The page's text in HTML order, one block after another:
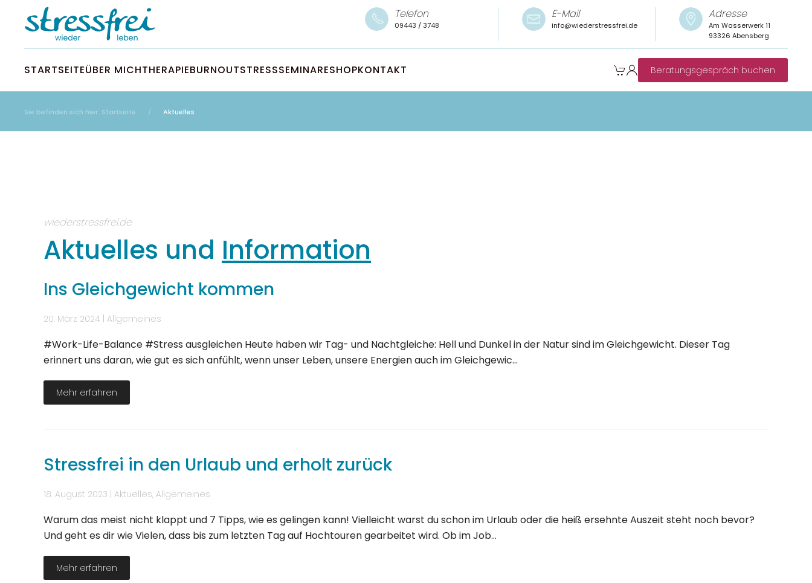
Zum Hauptinhalt springen
Telefon
09443 / 3748
E-Mail
info@wiederstressfrei.de
Adresse
Am Wasserwerk 11
93326 Abensberg
STARTSEITEÜBER MICHTHERAPIEBURNOUTSTRESSSEMINARESHOPKONTAKT Beratungsgespräch buchen
Sie befinden sich hier: Startseite Aktuelles
wiederstressfrei.de
Aktuelles und Information
Ins Gleichgewicht kommen
20. März 2024 | Allgemeines
#Work-Life-Balance #Stress ausgleichen Heute haben wir Tag- und Nachtgleiche: Hell und Dunkel in der Natur sind im Gleichgewicht. Dieser Tag
erinnert uns daran, wie gut es sich anfühlt, wenn unser Leben, unsere Energien auch im Gleichgewic…
Mehr erfahren
Stressfrei in den Urlaub und erholt zurück
18. August 2023 | Aktuelles, Allgemeines
Warum das meist nicht klappt und 7 Tipps, wie es gelingen kann! Vielleicht warst du schon im Urlaub oder die heiß ersehnte Auszeit steht noch bevor?
Und geht es dir wie Vielen, dass bis zum letzten Tag auf Hochtouren gearbeitet wird. Ob im Job…
Mehr erfahren